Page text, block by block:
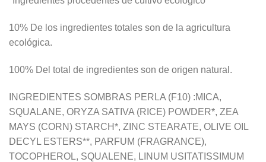
10% De los ingredientes totales son de la agricultura
ecológica.
100% Del total de ingredientes son de origen natural.
INGREDIENTES SOMBRAS PERLA (F10) :MICA,
SQUALANE, ORYZA SATIVA (RICE) POWDER*, ZEA
MAYS (CORN) STARCH*, ZINC STEARATE, OLIVE OIL
DECYL ESTERS**, PARFUM (FRAGRANCE),
TOCOPHEROL, SQUALENE, LINUM USITATISSIMUM